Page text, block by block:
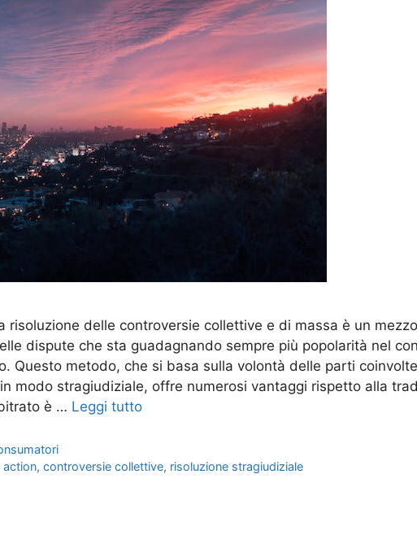
risoluzione delle controversie collettive e di massa è un
dispute che sta guadagnando sempre più popolarità nel
Questo metodo, che si basa sulla volontà delle parti
modo stragiudiziale, offre numerosi vantaggi rispetto alla
è … Leggi tutto
action,controversie collettive, risoluzione stragiudiziale